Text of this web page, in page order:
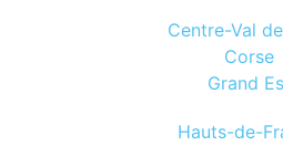
Centre-Val
Corse
Grand
Hauts-de-